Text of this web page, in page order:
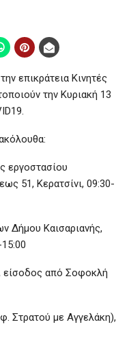
επικράτεια Κινητές
την Κυριακή 13
εργοστασίου
51, Κερατσίνι, 09:30-
Δήμου Καισαριανής,
είσοδος από Σοφοκλή
Στρατού με Αγγελάκη),